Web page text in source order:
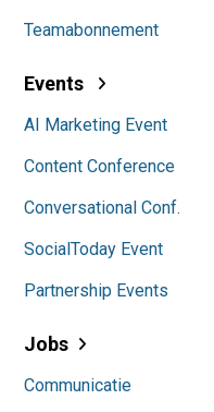
Teamabonnement
Events
AI Marketing Event
Content Conference
Conversational Conf.
SocialToday Event
Partnership Events
Jobs
Communicatie